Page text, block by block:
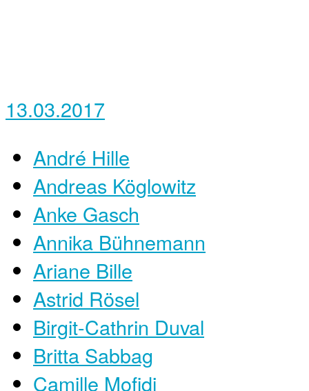
13.03.2017
André Hille
Andreas Köglowitz
Anke Gasch
Annika Bühnemann
Ariane Bille
Astrid Rösel
Birgit-Cathrin Duval
Britta Sabbag
Camille Mofidi